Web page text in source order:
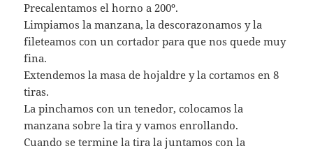
Precalentamos el horno a 200º.
Limpiamos la manzana, la descorazonamos y la
fileteamos con un cortador para que nos quede muy
fina.
Extendemos la masa de hojaldre y la cortamos en 8
tiras.
La pinchamos con un tenedor, colocamos la
manzana sobre la tira y vamos enrollando.
Cuando se termine la tira la juntamos con la